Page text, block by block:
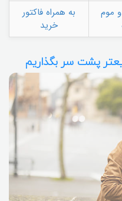
موم
به همراه فاکتور
خرید
پشت سر بگذاریم